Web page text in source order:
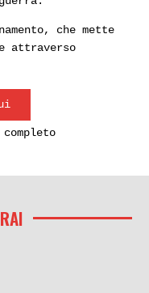
che mette
attraverso